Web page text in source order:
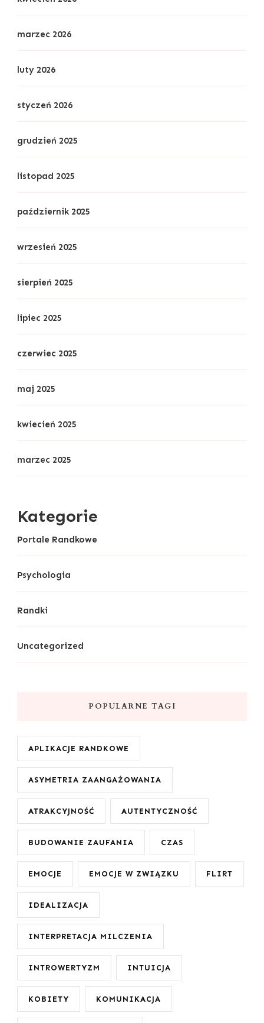
marzec 2026
luty 2026
styczeń 2026
grudzień 2025
listopad 2025
październik 2025
wrzesień 2025
sierpień 2025
lipiec 2025
czerwiec 2025
maj 2025
kwiecień 2025
marzec 2025
Kategorie
Portale Randkowe
Psychologia
Randki
Uncategorized
POPULARNE TAGI
APLIKACJE RANDKOWE
ASYMETRIA ZAANGAŻOWANIA
ATRAKCYJNOŚĆ AUTENTYCZNOŚĆ
BUDOWANIE ZAUFANIA CZAS
EMOCJE EMOCJE W ZWIĄZKU FLIRT
IDEALIZACJA
INTERPRETACJA MILCZENIA
INTROWERTYZM INTUICJA
KOBIETY KOMUNIKACJA